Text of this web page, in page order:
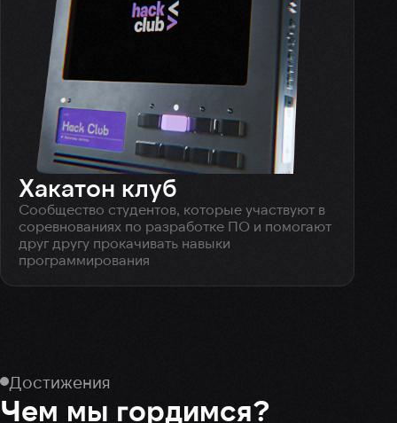
Хакатон клуб
Сообщество студентов, которые участвуют в
соревнованиях по разработке ПО и помогают
друг другу прокачивать навыки
программирования
Достижения
Чем мы гордимся?